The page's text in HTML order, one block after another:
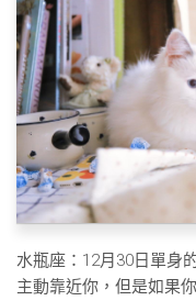
水瓶座：12月30日單身
主動靠近你，但是如果